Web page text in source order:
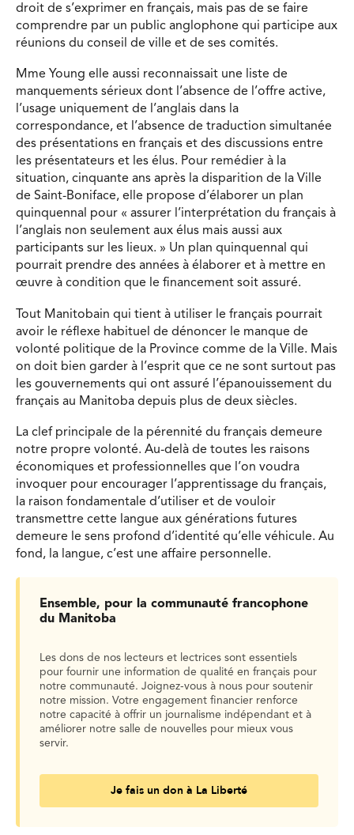
droit de s’exprimer en français, mais pas de se faire
comprendre par un public anglophone qui participe aux
réunions du conseil de ville et de ses comités.
Mme Young elle aussi reconnaissait une liste de
manquements sérieux dont l’absence de l’offre active,
l’usage uniquement de l’anglais dans la
correspondance, et l’absence de traduction simultanée
des présentations en français et des discussions entre
les présentateurs et les élus. Pour remédier à la
situation, cinquante ans après la disparition de la Ville
de Saint-Boniface, elle propose d’élaborer un plan
quinquennal pour « assurer l’interprétation du français à
l’anglais non seulement aux élus mais aussi aux
participants sur les lieux. » Un plan quinquennal qui
pourrait prendre des années à élaborer et à mettre en
œuvre à condition que le financement soit assuré.
Tout Manitobain qui tient à utiliser le français pourrait
avoir le réflexe habituel de dénoncer le manque de
volonté politique de la Province comme de la Ville. Mais
on doit bien garder à l’esprit que ce ne sont surtout pas
les gouvernements qui ont assuré l’épanouissement du
français au Manitoba depuis plus de deux siècles.
La clef principale de la pérennité du français demeure
notre propre volonté. Au-delà de toutes les raisons
économiques et professionnelles que l’on voudra
invoquer pour encourager l’apprentissage du français,
la raison fondamentale d’utiliser et de vouloir
transmettre cette langue aux générations futures
demeure le sens profond d’identité qu’elle véhicule. Au
fond, la langue, c’est une affaire personnelle.
Ensemble, pour la communauté francophone
du Manitoba
Les dons de nos lecteurs et lectrices sont essentiels
pour fournir une information de qualité en français pour
notre communauté. Joignez-vous à nous pour soutenir
notre mission. Votre engagement financier renforce
notre capacité à offrir un journalisme indépendant et à
améliorer notre salle de nouvelles pour mieux vous
servir.
Je fais un don à La Liberté